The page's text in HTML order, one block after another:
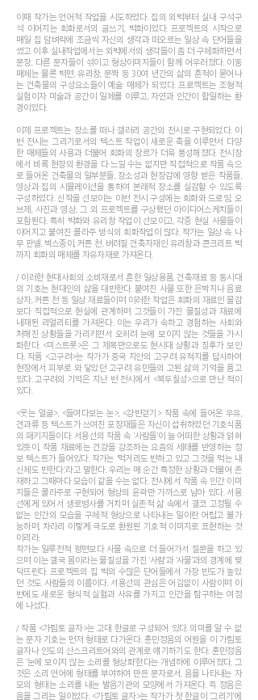
이때 작가는 언어적 작업을 시도하였다. 집의 외벽부터 실내 구석구
석 이어지는 회화로서의 글쓰기, 벽화이었다. 프로젝트의 시작으로
매일 집 담벼락에 조금씩 자신의 생각과 떠오르는 일상 속 단어들을
썼고 이후 실내작업에서는 외벽에서의 생각들이 좀 더 구체화하면서
문장, 다른 문자들이 섞이고 형상이미지들이 함께 어우러졌다. 이동
매체는 물론 벽면, 유리창, 문짝 등 30여 년간의 삶의 흔적이 묻어나
는 건축물의 구성요소들이 예술 매체가 되었다. 프로젝트는 조형적
실험이자 미술과 공간이 일체를 이루고, 자연과 인간이 합일하는 환
경이었다.
이제 프로젝트는 장소를 떠나 갤러리 공간의 전시로 구현되었다. 이
번 전시는 그리기로서의 텍스트 작업이 새로운 축을 이루면서 다양
한 매체들의 사용과 더불어 회화의 장르가 더욱 풍성해졌다. 전시장
에서 비록 현장의 환경을 다 느낄 수는 없지만 직접적으로 작품 속으
로 들어온 건축물의 일부분들, 장소성과 현장감에 영향 받은 작품들,
영상과 집의 시뮬레이션을 통하여 본래적 장소를 실감할 수 있도록
구성하였다. 신작을 선보이는 이번 전시 구성에는 회화와 드로잉, 오
브제, 사진과 영상, 그 외 프로젝트를 구상했던 아이디어스케치들이
포함된다. 특히 벽화와 유리창 작업이 선보이고, 각종 현실 사물들이
이어지고 붙여진 콜라주 방식의 회화작업이 많다. 작가는 일상 속 나
무 판넬, 박스종이, 커튼 천, 버려질 건축자재인 유리창과 콘크리트 벽
까지 회화의 매체를 자유자재로 가져온다.
/ 이러한 현대사회의 소비재로서 흔한 일상용품, 건축재료 등 동시대
의 기호는 현대인의 삶을 대변한다. 붙여진 사물 또한 은박지나 음료
상자, 커튼 천 등 일상 재료들이며 이러한 작업은 회화의 재료인 물감
보다 직접적으로 현실에 관계하며 그것들이 가진 물질성과 재료에
내재된 리얼리티를 가져온다. 이는 우리가 속하고 경험하는 사회와
처해진 상황들을 가리키면서 오히려 눈에 보이지 않는 것들을 가시
화한다. <미스트롯>은 그 제목만으로도 현시대 상황과 징후가 보인
다. 작품 <고구려>는 작가가 중국 지안의 고구려 유적지를 답사하여
현장에서 피부로 와 닿았던 고구려 유민들의 고된 삶의 기억을 품고
있다. 고구려의 기억은 지난 번 전시에서 <북두칠성>으로 만난 적이
있다.
<웃는 얼굴>, <들여다보는 눈>, <강변걷기> 작품 속에 들어온 우유,
견과류 등 텍스트가 쓰여진 포장재들은 자신이 섭취하였던 기호식품
의 패키지들이다. 서용선의 작품 속 ‘사람들’이 늘 어떠한 상황과 얽혀
있듯이, 작품 재료에는 건강을 강조하는 요즘의 세태를 반영하는 정
보 텍스트가 들어있다. 작가는 ‘먹거리도 변하고 있고 그것을 먹는 내
신체도 변한다.’라고 말한다. 우리는 매 순간 특정한 상황과 더불어 존
재하고 그때마다 모습이 같을 수는 없다. 전시에서 작품 속 인간 이미
지들은 콜라주로 구현되어 형상의 윤곽만 가까스로 남아 있다. 서용
선에게 있어서 생로병사를 거치며 실존적 삶 속에서 결코 고정될 수
없는 인간의 모습을 구체적 형상으로 나타내는 일이란 어렵고 불가
능하며, 차라리 이렇게 극도로 환원된 기호적 이미지로 표현하는 것
이리라.
작가는 일루전적 평면보다 사물 속으로 더 들어가서 질문을 하고 있
으며 이는 결국 몸이라는 물질성을 가진 ‘사람’과 ‘사물’과의 경계에 맞
닥뜨린다. 프로젝트의 집 벽의 수많은 단어들에서 가장 빈도가 높았
던 것도 사람들의 이름이다. 서용선의 관심은 어김없이 사람이며 이
번에도 새로운 형식적 실험과 사유를 가지고 인간을 탐구하는 여정
에 나섰다.
/ 작품 <가림토 글자>는 고대 한글로 구성되어 있다. 의미를 알 수 없
는 문자 기호는 먼저 형태로 다가온다. 훈민정음의 어원을 이 가림토
글자나 인도의 산스크리트어와의 관계로 얘기하기도 한다. 훈민정음
은 ‘눈에 보이지 않는 소리를 형상화’한다는 개념하에 이루어졌다. 그
것은 소리 언어에 형태를 부여하여 만든 문자로서, 음을 나타내는 자
모의 형태는 소리를 내는 발음기관의 모양에서 가져온다. 즉 정음은
음을 그리는 일이었다. <가림토 글자>는 작가가 첫 한글이 ‘그리기’에